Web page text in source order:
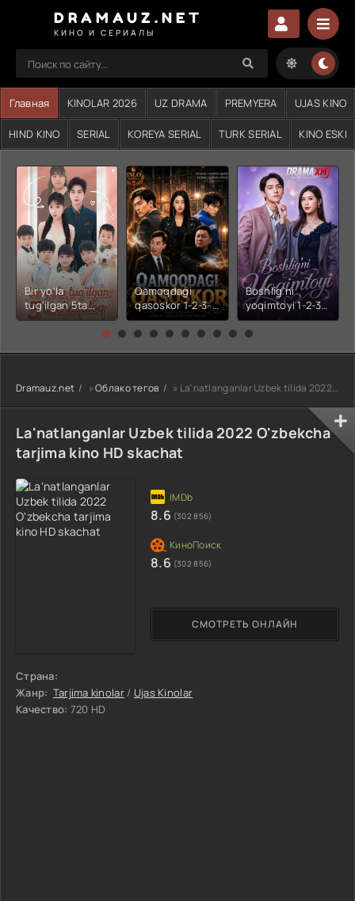
DRAMAUZ.NET
КИНО И СЕРИАЛЫ
Главная KINOLAR 2026 UZ DRAMA PREMYERA UJAS KINO
HIND KINO SERIAL KOREYA SERIAL TURK SERIAL KINO ESKI
Bir yo'la
tug'ilgan 5ta
chaqaloq 1-2-3-
seriali uzbek
tilida Barcha
skachat
Qamoqdagi
qasoskor 1-2-3-
4-5-6-7-10-20-
30-50-60-70-80-
tilida Barcha
qismlar 2026 HD
Boshlig'ni
yoqimtoyi 1-2-3-
4-5-6-7-10-20-
30-50-60-70-80-
tilida Barcha
qismlar 2026 HD
Dramauz.net »Облако тегов » La'natlanganlar Uzbek tilida 2022 O'zbekcha tarjima kino HD skachat
La'natlanganlar Uzbek tilida 2022 O'zbekcha
tarjima kino HD skachat
Страна:
Жанр: Tarjima kinolar/ Ujas Kinolar
Качество: 720 HD
СМОТРЕТЬ ОНЛАЙН
8.6 (302 856)
8.6 (302 856)